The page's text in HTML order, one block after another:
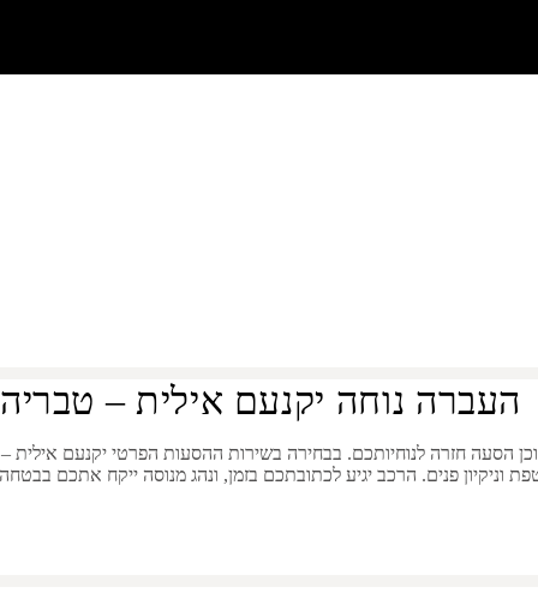
העברה נוחה יקנעם אילית – טבריה
וכן הסעה חזרה לנוחיותכם. בבחירה בשירות ההסעות הפרטי יקנעם אילית –